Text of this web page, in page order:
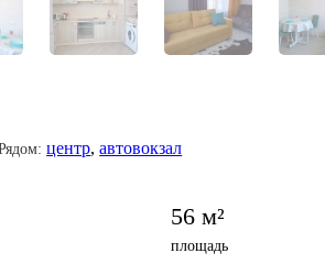
центр,автовокзал
56 м²
площадь